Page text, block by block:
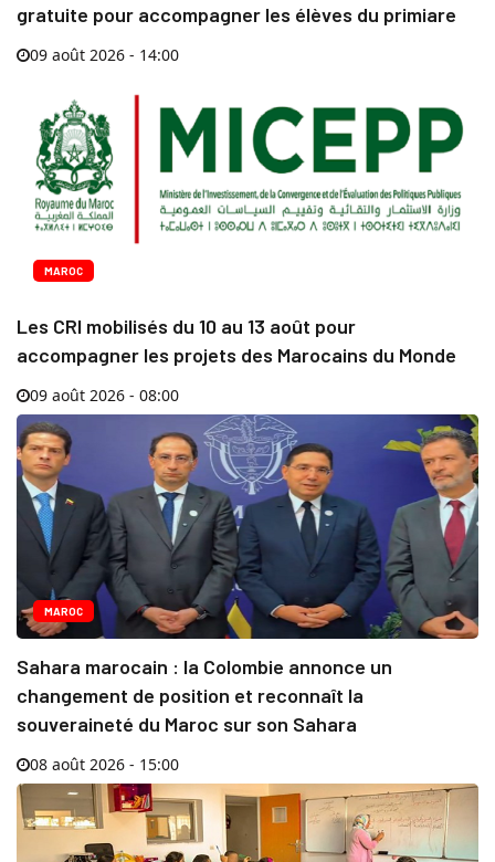
gratuite pour accompagner les élèves du primiare
09 août 2026 - 14:00
MAROC
Les CRI mobilisés du 10 au 13 août pour
accompagner les projets des Marocains du Monde
09 août 2026 - 08:00
MAROC
Sahara marocain : la Colombie annonce un
changement de position et reconnaît la
souveraineté du Maroc sur son Sahara
08 août 2026 - 15:00